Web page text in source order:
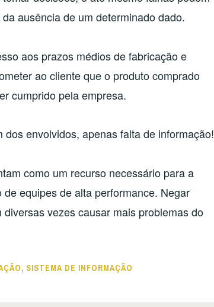
ausência de um determinado dado.
aos prazos médios de fabricação e
ao cliente que o produto comprado
cumprido pela empresa.
envolvidos, apenas falta de informação!
como um recurso necessário para a
equipes de alta performance. Negar
vezes causar mais problemas do
, SISTEMA DE INFORMAÇÃO